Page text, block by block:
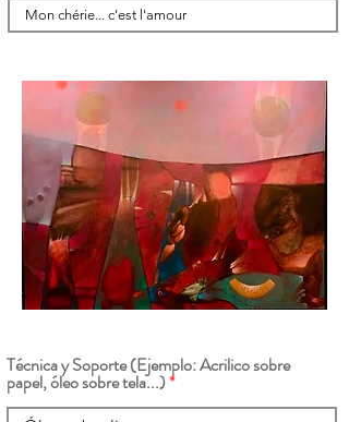
Técnica y Soporte (Ejemplo: Acrilico sobre
papel, óleo sobre tela...)